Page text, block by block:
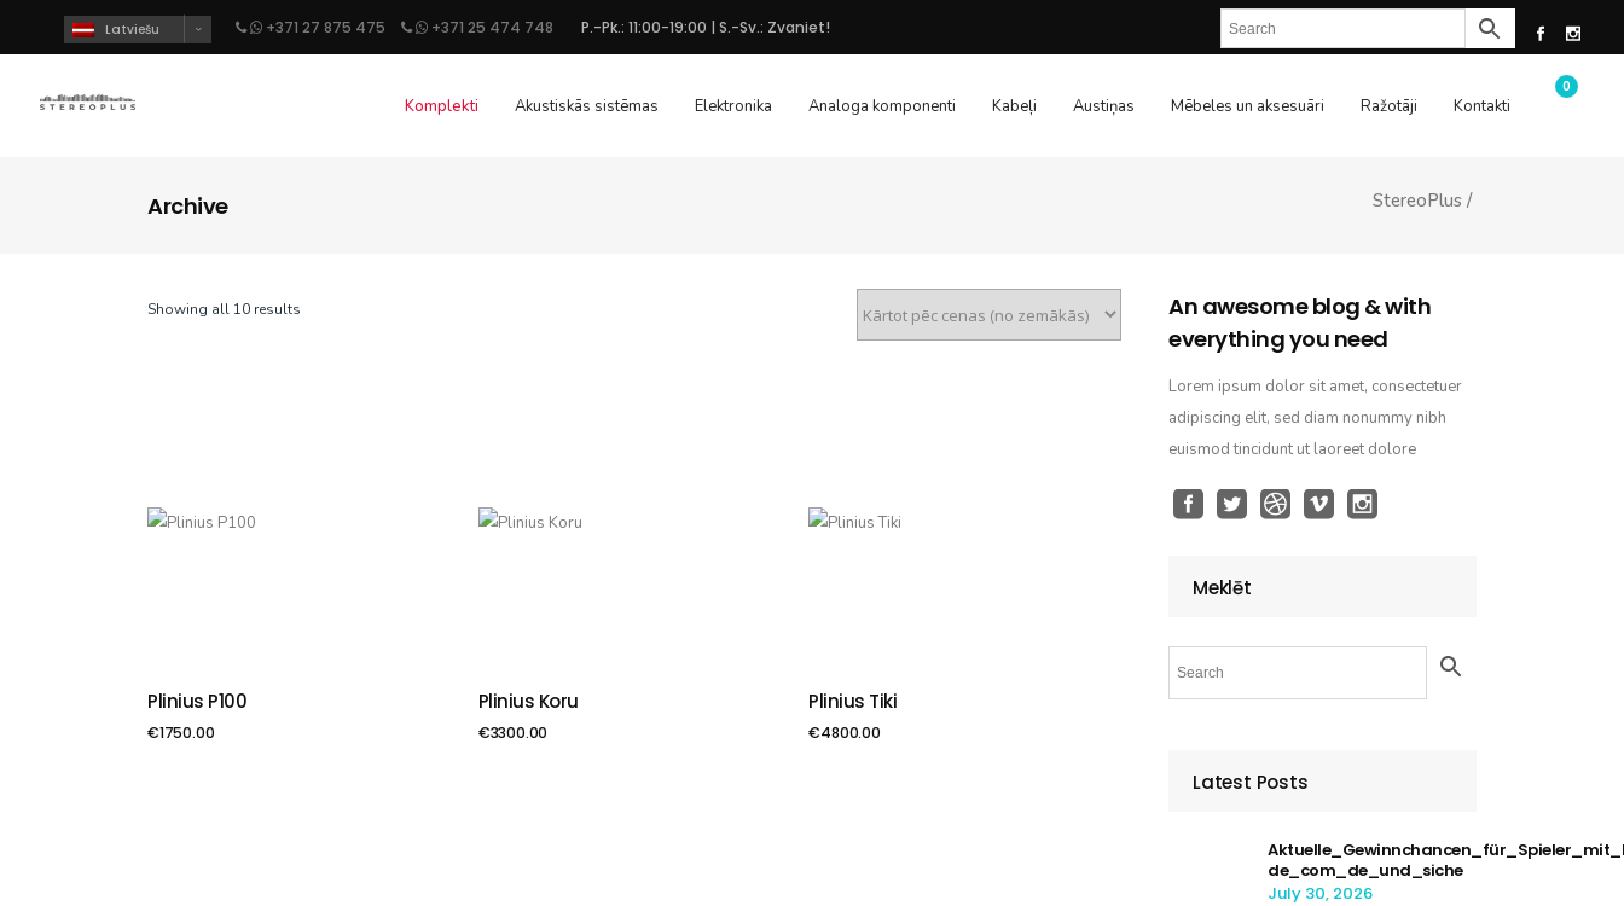
Latviešu +371 27 875 475 +371 25 474 748 P.-Pk.: 11:00-19:00 | S.-Sv.: Zvaniet!
Komplekti Akustiskās sistēmas Elektronika Analoga komponenti Kabeļi Austiņas Mēbeles un aksesuāri Ražotāji Kontakti
0
Archive StereoPlus /
Showing all 10 results
PIEVIENOT GROZAM
Plinius P100
€1750.00
PIEVIENOT GROZAM
Plinius Koru
€3300.00
PIEVIENOT GROZAM
Plinius Tiki
€4800.00
An awesome blog & with
everything you need
Lorem ipsum dolor sit amet, consectetuer
adipiscing elit, sed diam nonummy nibh
euismod tincidunt ut laoreet dolore
Meklēt
Latest Posts
de_com_de_und_siche
July 30, 2026